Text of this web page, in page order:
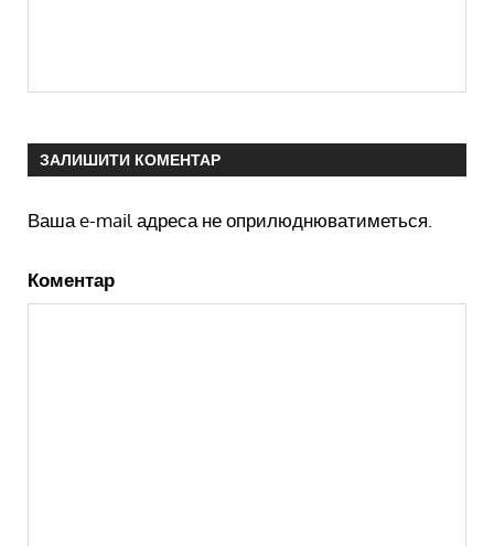
ЗАЛИШИТИ КОМЕНТАР
Ваша e-mail адреса не оприлюднюватиметься.
Коментар